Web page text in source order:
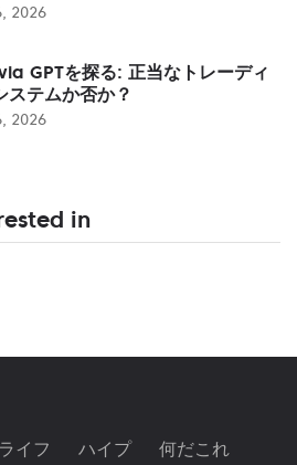
2026
GPTを探る: 正当なトレーディ
ステムか否か？
2026
in
ライフ ハイプ 何だこれ